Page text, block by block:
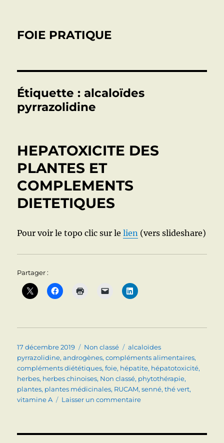
FOIE PRATIQUE
Étiquette :alcaloïdes
pyrrazolidine
HEPATOXICITE DES
PLANTES ET
COMPLEMENTS
DIETETIQUES
Pour voir le topo clic sur lelien (vers slideshare)
Partager :
Publié
le
17 décembre 2019 Catégories
Non classé Étiquettes
alcaloïdes
pyrrazolidine,androgènes,compléments alimentaires,
compléments diététiques,foie, hépatite, hépatotoxicité,
herbes, herbes chinoises, Non classé, phytothérapie,
plantes, plantes médicinales, RUCAM,senné,thé vert,
vitamine A
Laisser un commentairesur